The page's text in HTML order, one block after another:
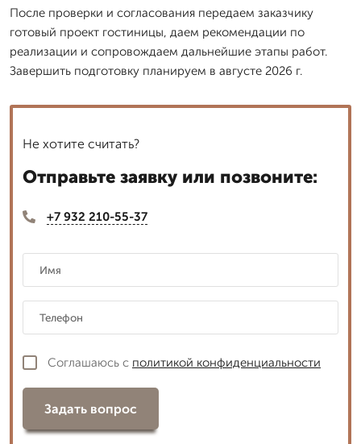
После проверки и согласования передаем заказчику
готовый проект гостиницы, даем рекомендации по
реализации и сопровождаем дальнейшие этапы работ.
Завершить подготовку планируем в августе 2026 г.
Не хотите считать?
Отправьте заявку или позвоните:
+7 932 210-55-37
Соглашаюсь с политикой конфиденциальности
Задать вопрос